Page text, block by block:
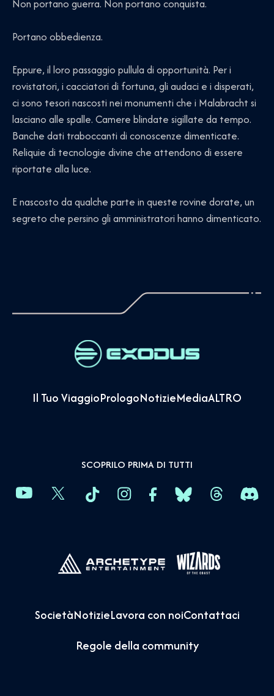
Non portano guerra. Non portano conquista.
Portano obbedienza.
Eppure, il loro passaggio pullula di opportunità. Per i
rovistatori, i cacciatori di fortuna, gli audaci e i disperati,
ci sono tesori nascosti nei monumenti che i Malabracht si
lasciano alle spalle. Camere blindate sigillate da tempo.
Banche dati traboccanti di conoscenze dimenticate.
Reliquie di tecnologie divine che attendono di essere
riportate alla luce.
E nascosto da qualche parte in queste rovine dorate, un
segreto che persino gli amministratori hanno dimenticato.
Il Tuo ViaggioPrologoNotizieMediaALTRO
SCOPRILO PRIMA DI TUTTI
SocietàNotizieLavora con noiContattaci
Regole della community